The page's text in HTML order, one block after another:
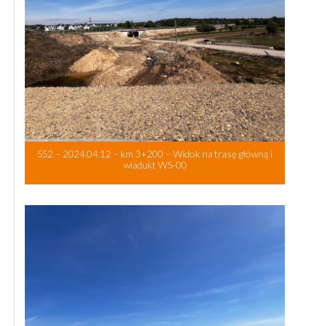
S52 – 2024.04.12 – km 3+200 – Widok na trasę główną i
wiadukt WS-00